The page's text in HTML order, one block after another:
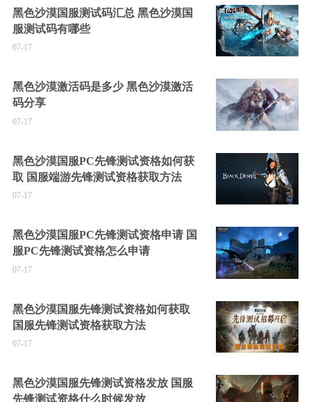
黑色沙漠国服测试码汇总 黑色沙漠国
服测试码有哪些
07-17
黑色沙漠激活码是多少 黑色沙漠激活
码分享
07-17
黑色沙漠国服PC先锋测试资格如何获
取 国服端游先锋测试资格获取方法
07-17
黑色沙漠国服PC先锋测试资格申请 国
服PC先锋测试资格怎么申请
07-17
黑色沙漠国服先锋测试资格如何获取
国服先锋测试资格获取方法
07-17
黑色沙漠国服先锋测试资格发放 国服
先锋测试资格什么时候发放